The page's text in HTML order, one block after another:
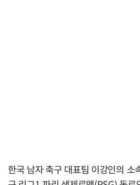
한국 남자 축구 대표팀 이강인의 소